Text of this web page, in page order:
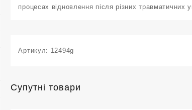
процесах відновлення після різних травматичних
Артикул: 12494g
Супутні товари